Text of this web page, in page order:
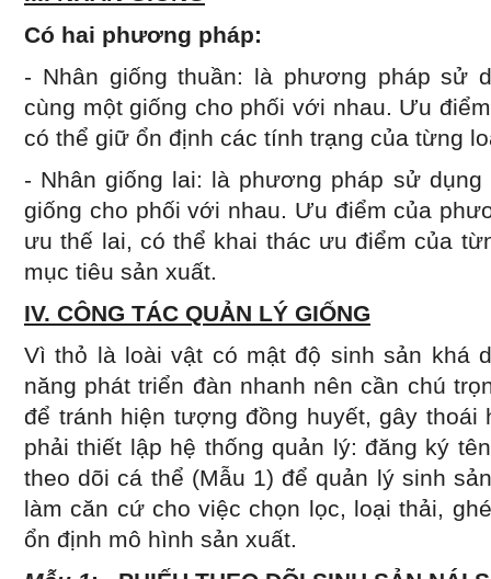
Có hai phương pháp:
- Nhân giống thuần: là phương pháp sử
cùng một giống cho phối với nhau. Ưu
có thể giữ ổn định các tính trạng của từng
- Nhân giống lai: là phương pháp sử
giống cho phối với nhau. Ưu điểm của
ưu thế lai, có thể khai thác ưu điểm của
mục tiêu sản xuất.
IV. CÔNG TÁC QUẢN LÝ GIỐNG
Vì thỏ là loài vật có mật độ sinh sản khá
năng phát triển đàn nhanh nên cần chú
để tránh hiện tượng đồng huyết, gây thoái
phải thiết lập hệ thống quản lý: đăng ký
theo dõi cá thể (Mẫu 1) để quản lý sinh
làm căn cứ cho việc chọn lọc, loại thải,
ổn định mô hình sản xuất.